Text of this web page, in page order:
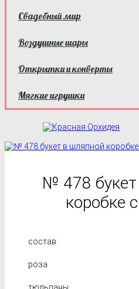
Свадебный мир
Воздушные шары
Открытки и конверты
Мягкие игрушки
№ 478
коробке
состав:
роза